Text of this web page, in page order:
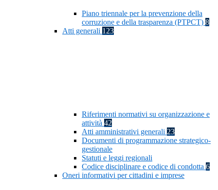
Piano triennale per la prevenzione della
corruzione e della trasparenza (PTPCT) 8
Atti generali 123
Riferimenti normativi su organizzazione e
attività 42
Atti amministrativi generali 23
Documenti di programmazione strategico-
gestionale
Statuti e leggi regionali
Codice disciplinare e codice di condotta 6
Oneri informativi per cittadini e imprese